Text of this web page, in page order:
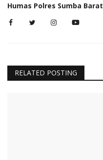
Humas Polres Sumba Barat
RELATED POSTING